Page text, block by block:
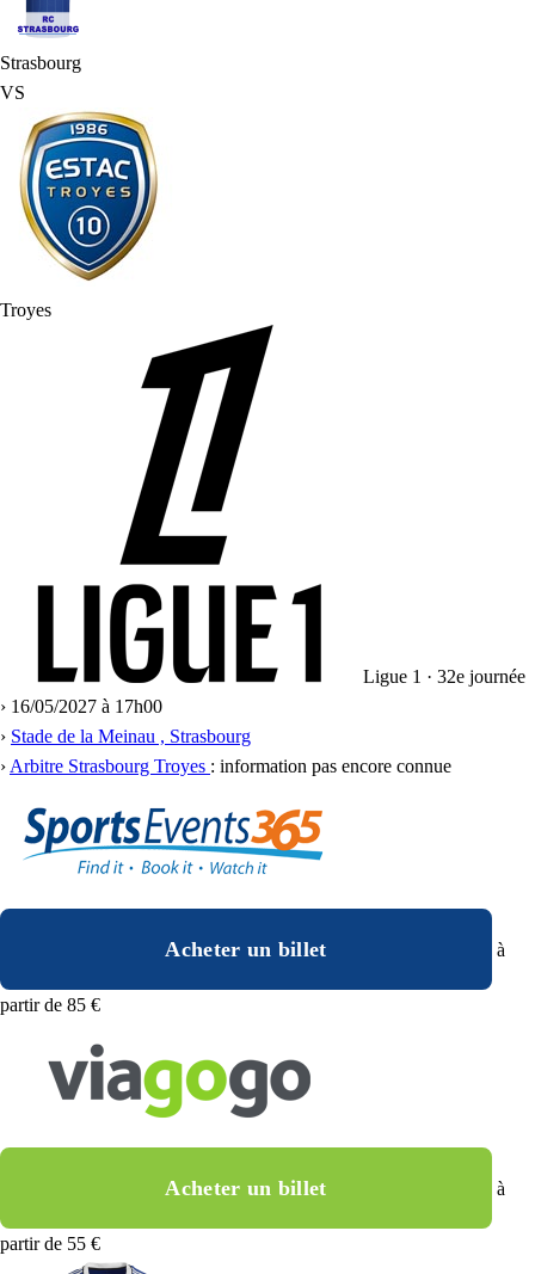
Strasbourg
VS
Troyes
Ligue 1 · 32e journée
› 16/05/2027 à 17h00
› Stade de la Meinau , Strasbourg
› Arbitre Strasbourg Troyes : information pas encore connue
Acheter un billet à
partir de 85 €
Acheter un billet à
partir de 55 €